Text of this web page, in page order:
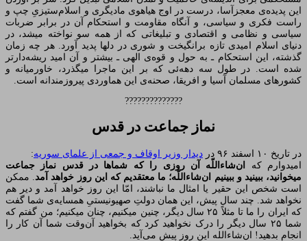
این پدیده‌ی معجز‌آسا، درست در اوج هیاهوی مادیگری و اسلام‌ستیزیِ چپ و
راست فکری و سیاسی، و آنگاه مقاومت و استحکام آن در برابر ضربات
سیاسی و نظامی و اقتصادی و تبلیغاتی که از همه سو نواخته میشد، در
دنیای اسلام امیدی تازه برانگیخت و شوری در دلها پدید آورد. هر چه زمان
گذشته، این استحکام ـ به حول و قوه‌ی الهی ـ بیشتر و آن امید ریشه‌دارتر
شده است. در طول سه دهه‌ئی که بر این ماجرا میگذرد، خاورمیانه و
کشورهای مسلمان آسیا و افریقا، صحنه‌ی این هماوردی پیروزمندانه است.
??????????????
نماز جماعت در قدس
در تاریخ ۱۰ اسفند ۹۶ در دیدار وزیر اوقاف و جمعی از علمای سوریه:
امیدوارم که
ان‌شاءاللّه آن روزی را که شماها در قدس نماز جماعت
میخوانید، ببینید و ببینیم ان‌شاءاللّه؛ ما معتقدیم که این ‌روز خواهد آمد. ممکن
است شخص این حقیر یا امثال ما نباشند، امّا این روز خواهد آمد و دیر هم
نخواهد شد. چند سال پیش، این همان دولتِ صهیونیستیِ همسایه‌ی شما گفت
که ایران را ما تا مثلاً ۲۵ سال دیگر، چنین میکنیم، چنان میکنیم؛ من گفتم که
شما ۲۵ سال دیگر را درک نخواهید کرد که بخواهید آن‌وقت شما آن کار را
انجام بدهید! ان‌شاءالله این روز پیش می‌آید.